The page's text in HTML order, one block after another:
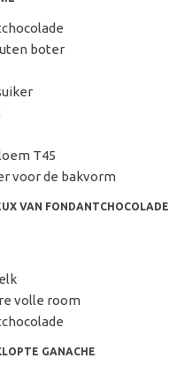
boter
T45
voor de bakvorm
VAN FONDANTCHOCOLADE
volle room
GANACHE